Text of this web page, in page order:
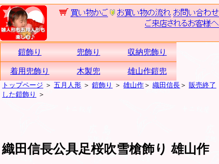
鎧飾り 兜飾り 収納兜飾り
着用兜飾り 木製兜 雄山作鎧兜
トップページ ＞五月人形 ＞鎧飾り ＞雄山作＞織田信長＞ 販売終了
した鎧飾り
＞
織田信長公具足桜吹雪槍飾り 雄山作